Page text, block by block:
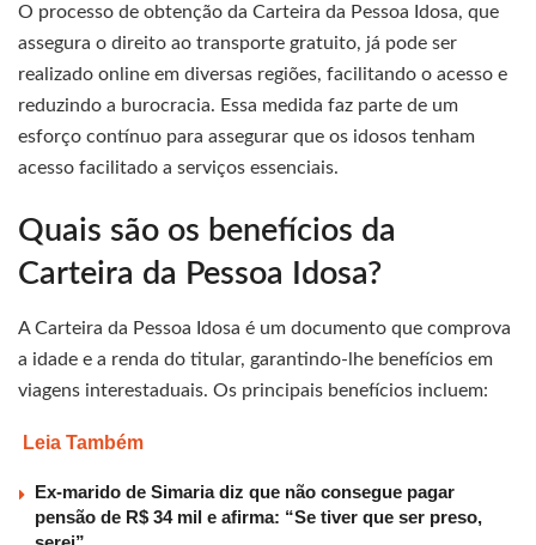
O processo de obtenção da Carteira da Pessoa Idosa, que
assegura o direito ao transporte gratuito, já pode ser
realizado online em diversas regiões, facilitando o acesso e
reduzindo a burocracia. Essa medida faz parte de um
esforço contínuo para assegurar que os idosos tenham
acesso facilitado a serviços essenciais.
Quais são os benefícios da
Carteira da Pessoa Idosa?
A Carteira da Pessoa Idosa é um documento que comprova
a idade e a renda do titular, garantindo-lhe benefícios em
viagens interestaduais. Os principais benefícios incluem:
Leia Também
Ex-marido de Simaria diz que não consegue pagar
pensão de R$ 34 mil e afirma: “Se tiver que ser preso,